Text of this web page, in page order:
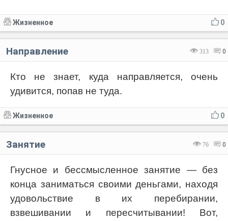
0
Жизненное
313 0
Направление
Кто не знает, куда направляется, очень
удивится, попав не туда.
0
Жизненное
76 0
Занятие
Гнусное и бессмысленное занятие — без
конца заниматься своими деньгами, находя
удовольствие в их перебирании,
взвешивании и пересчитывании! Вот,